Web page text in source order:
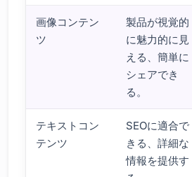
画像コンテン
ツ
製品が視覚的
に魅力的に見
える、簡単に
シェアでき
る。
テキストコン
テンツ
SEOに適合で
きる、詳細な
情報を提供す